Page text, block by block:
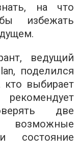
на что
избежать
ведущий
поделился
выбирает
две
состояние